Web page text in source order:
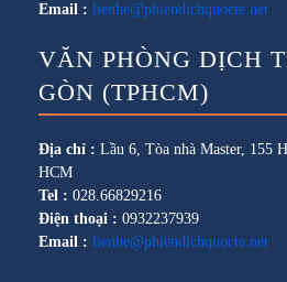
Email : lienhe@phiendichquocte.net
VĂN PHÒNG DỊCH
GÒN (TPHCM)
Địa chỉ : Lầu 6, Tòa nhà Master, 155
HCM
Tel : 028.66829216
Điện thoại : 0932237939
Email : lienhe@phiendichquocte.net